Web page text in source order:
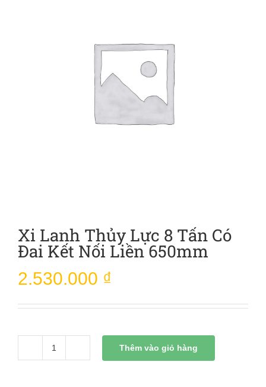
Xi Lanh Thủy Lực 8 Tấn Có
Đai Kết Nối Liền 650mm
2.530.000 ₫
Xi
Thêm vào giỏ hàng